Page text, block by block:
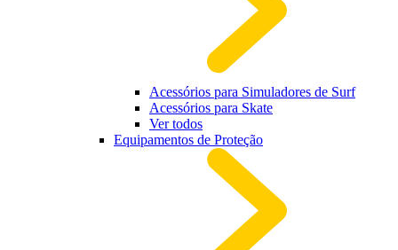
Acessórios para Simuladores de Surf
Acessórios para Skate
Ver todos
Equipamentos de Proteção